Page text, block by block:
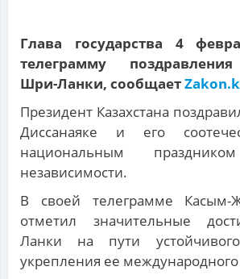
Глава государства 4
телеграмму
Шри-Ланки, сообщает
Президент Казахстана
Диссанаяке и его
национальным
независимости.
В своей телеграмме Касым-
отметил значительные
Ланки на пути
укрепления ее международного